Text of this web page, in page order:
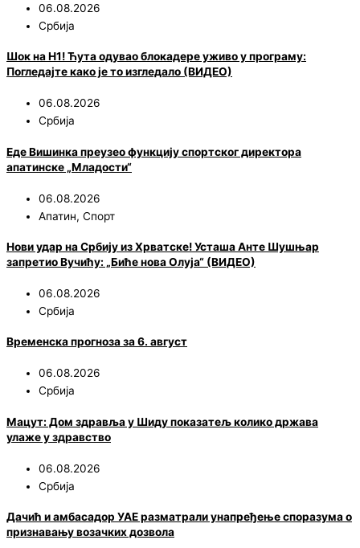
06.08.2026
Србија
Шок на Н1! Ћута одувао блокадере уживо у програму:
Погледајте како је то изгледало (ВИДЕО)
06.08.2026
Србија
Еде Вишинка преузео функцију спортског директора
апатинске „Младости“
06.08.2026
Апатин, Спорт
Нови удар на Србију из Хрватске! Усташа Анте Шушњар
запретио Вучићу: „Биће нова Олуја“ (ВИДЕО)
06.08.2026
Србија
Временска прогноза за 6. август
06.08.2026
Србија
Мацут: Дом здравља у Шиду показатељ колико држава
улаже у здравство
06.08.2026
Србија
Дачић и амбасадор УАЕ разматрали унапређење споразума о
признавању возачких дозвола